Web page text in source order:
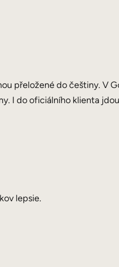
přeložené do češtiny. V
I do oficiálního klienta
lepsie.